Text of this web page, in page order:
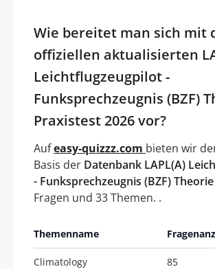
Wie bereitet man sich mit
offiziellen aktualisierten
Leichtflugzeugpilot -
Funksprechzeugnis (BZF)
Praxistest 2026 vor?
Aufeasy-quizzz.com bieten wir
Basis der Datenbank LAPL(A)
- Funksprechzeugnis (BZF) Theorie
Fragen und 33 Themen. .
Themenname
Climatology 85